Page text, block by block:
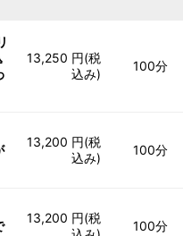
13,250 円(税
込み)
100分
13,200 円(税
込み)
100分
13,200 円(税
100分